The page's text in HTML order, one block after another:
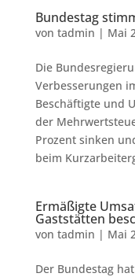
Bundestag
von tadmin | Mai
Die
Verbesserungen
Beschäftigte und
der
Prozent sinken
beim
Ermäßigte
Gaststätten
von tadmin | Mai
Der Bundestag